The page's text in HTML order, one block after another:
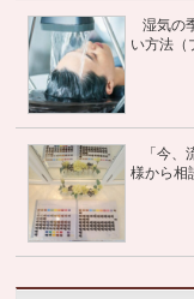
湿気の
い方法（
「今
様から相